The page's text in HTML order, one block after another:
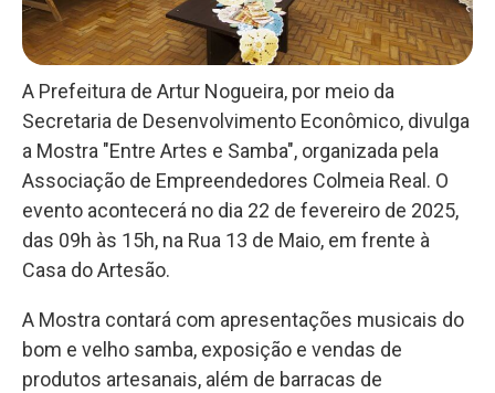
A Prefeitura de Artur Nogueira, por meio da
Secretaria de Desenvolvimento Econômico, divulga
a Mostra "Entre Artes e Samba", organizada pela
Associação de Empreendedores Colmeia Real. O
evento acontecerá no dia 22 de fevereiro de 2025,
das 09h às 15h, na Rua 13 de Maio, em frente à
Casa do Artesão.
A Mostra contará com apresentações musicais do
bom e velho samba, exposição e vendas de
produtos artesanais, além de barracas de